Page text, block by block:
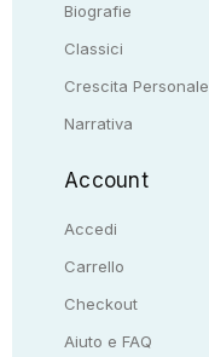
Biografie
Classici
Crescita Personale
Narrativa
Account
Accedi
Carrello
Checkout
Aiuto e FAQ